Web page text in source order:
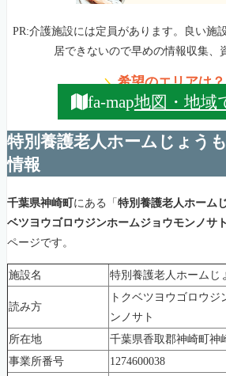
PR:介護施設には定員があります。良い施
居できないので早めの情報収集、
＼希望のエリアは？
fa-map地図・地域
特別養護老人ホームじょう
情報
千葉県神崎町 にある「 特別養護老人ホーム
ベツヨウゴロウジンホームジョウモンノサト
ページです。
施設名 特別養護老人ホームじ
読み方
トクベツヨウゴロウジ
ンノサト
所在地
千葉県香取郡神崎町神
事業所番号
1274600038